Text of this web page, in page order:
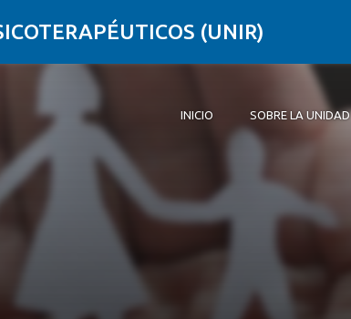
(UNIR)
INICIO SOBRE LA UNIDAD